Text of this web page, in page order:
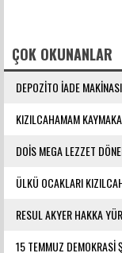
ÇOK OKUNANLAR
DEPOZİTO İADE
KIZILCAHAMAM
DOİS MEGA LEZZET
ÜLKÜ OCAKLARI
YILMAZ GÖREVE ATANDI
RESUL AKYER HAKKA
15 TEMMUZ DEMOKRASİ